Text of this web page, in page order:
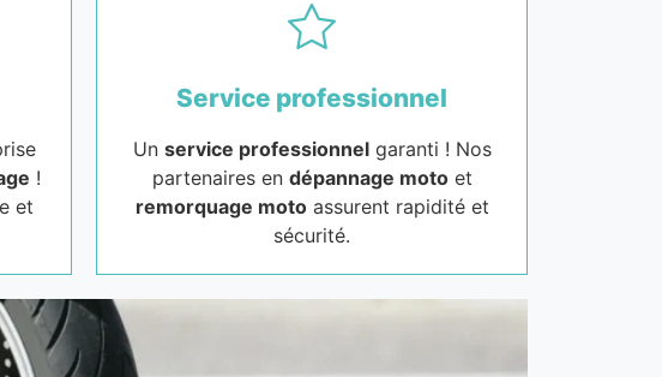
!
et
Service professionnel
Un service professionnelgaranti ! Nos
partenaires en dépannage motoet
remorquage motoassurent rapidité et
sécurité.